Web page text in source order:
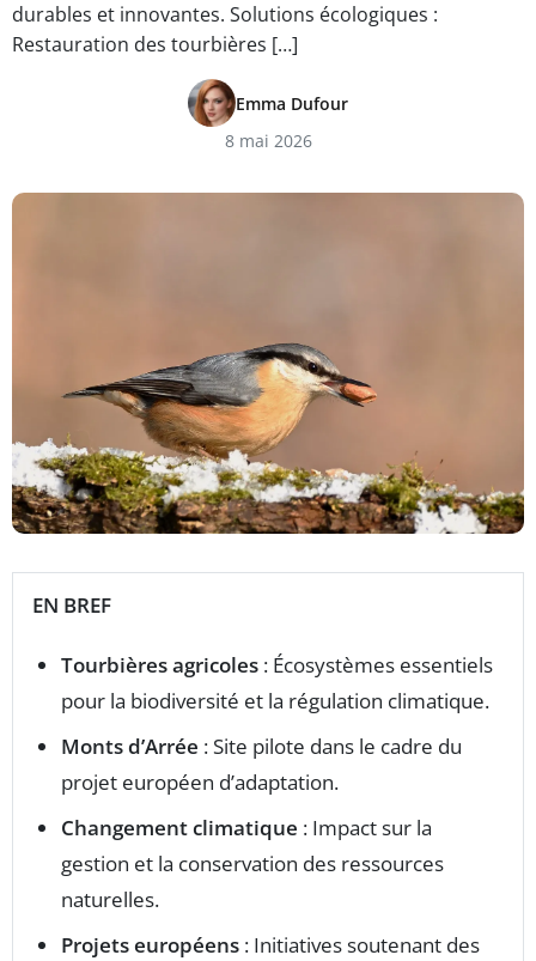
durables et innovantes. Solutions écologiques :
Restauration des tourbières […]
Emma Dufour
8 mai 2026
EN BREF
Tourbières agricoles : Écosystèmes essentiels
pour la biodiversité et la régulation climatique.
Monts d’Arrée : Site pilote dans le cadre du
projet européen d’adaptation.
Changement climatique : Impact sur la
gestion et la conservation des ressources
naturelles.
Projets européens : Initiatives soutenant des